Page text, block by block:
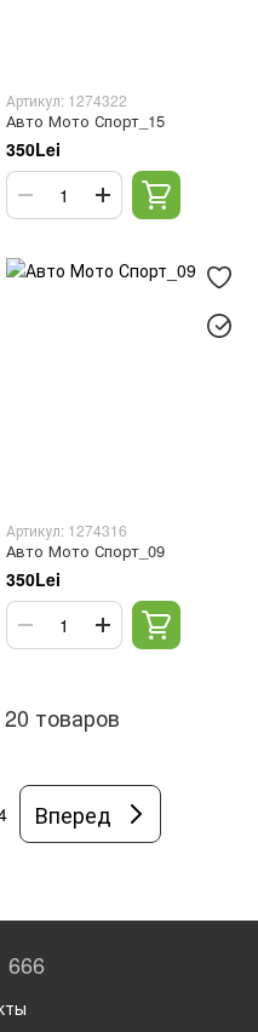
Артикул: 1274322
Авто Мото Спорт_15
350Lei
Артикул: 1274316
Авто Мото Спорт_09
350Lei
товаров
Вперед
666